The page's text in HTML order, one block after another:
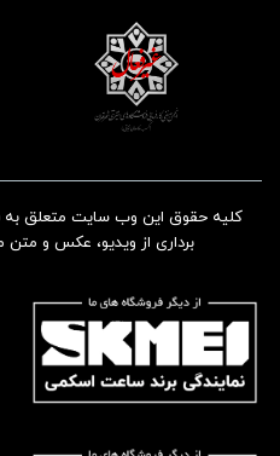
کلیه حقوق این وب سایت متعلق به
برداری از ویدیو، عکس و متن